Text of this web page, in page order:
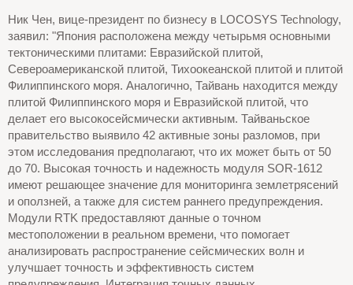
Ник Чен, вице-президент по бизнесу в LOCOSYS Technology,
заявил: "Япония расположена между четырьмя основными
тектоническими плитами: Евразийской плитой,
Североамериканской плитой, Тихоокеанской плитой и плитой
Филиппинского моря. Аналогично, Тайвань находится между
плитой Филиппинского моря и Евразийской плитой, что
делает его высокосейсмически активным. Тайваньское
правительство выявило 42 активные зоны разломов, при
этом исследования предполагают, что их может быть от 50
до 70. Высокая точность и надежность модуля SOR-1612
имеют решающее значение для мониторинга землетрясений
и оползней, а также для систем раннего предупреждения.
Модули RTK предоставляют данные о точном
местоположении в реальном времени, что помогает
анализировать распространение сейсмических волн и
улучшает точность и эффективность систем